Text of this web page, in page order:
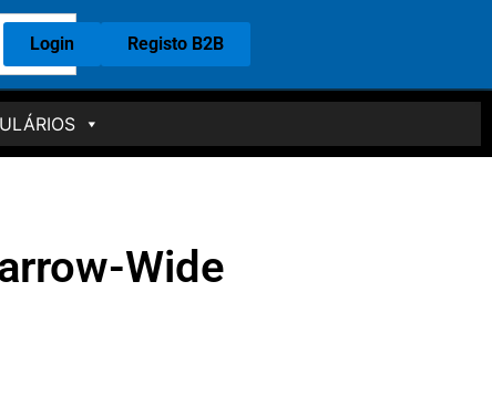
Login Registo B2B
Wide